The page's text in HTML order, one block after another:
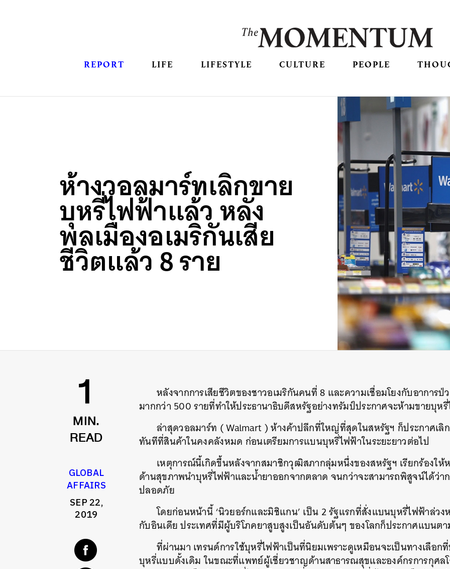
REPORT LIFE LIFESTYLE CULTURE PEOPLE
ห้างวอลมาร์ทเลิกขาย
บุหรี่ไฟฟ้าแล้ว หลัง
พลเมืองอเมริกันเสีย
ชีวิตแล้ว 8 ราย
1
MIN.
READ
GLOBAL
AFFAIRS
SEP 22,
2019
หลังจากการเสียชีวิตของชาวอเมริกันคนที่ 8 และความเชื่อมโยงกับอาการ
มากกว่า 500 รายที่ทำให้ประธานาธิบดีสหรัฐอย่างทรัมป์ประกาศจะห้ามขายบุห
ล่าสุดวอลมาร์ท ( Walmart ) ห้างค้าปลีกที่ใหญ่ที่สุดในสหรัฐฯ ก็ประกาศเ
ทันทีที่สินค้าในคงคลังหมด ก่อนเตรียมการแบนบุหรี่ไฟฟ้าในระยะยาวต่อไป
เหตุการณ์นี้เกิดขึ้นหลังจากสมาชิกวุฒิสภากลุ่มหนึ่งของสหรัฐฯ เรียกร้องใ
ด้านสุขภาพนำบุหรี่ไฟฟ้าและน้ำยาออกจากตลาด จนกว่าจะสามารถพิสูจน์ได้ว่า
ปลอดภัย
โดยก่อนหน้านี้ ‘นิวยอร์กและมิชิแกน’ เป็น 2 รัฐแรกที่สั่งแบนบุหรี่ไฟฟ้าล่วง
กับอินเดีย ประเทศที่มีผู้บริโภคยาสูบสูงเป็นอันดับต้นๆ ของโลกก็ประกาศแบนต
ที่ผ่านมา เทรนด์การใช้บุหรี่ไฟฟ้าเป็นที่นิยมเพราะดูเหมือนจะเป็นทางเลือก
บุหรี่แบบดั้งเดิม ในขณะที่แพทย์ผู้เชี่ยวชาญด้านสาธารณสุขและองค์กรการกุศลโ